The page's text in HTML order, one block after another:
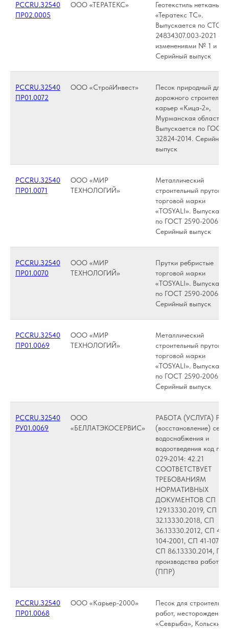
РССRU.З2540
ПР02.0005
ООО «ТЕРАТЕКС»
Геотекстиль нетканый
«Тератекс ТС».
Выпускается по СТО
24834307.003-2021 с
изменениями № 1 и №
Серийный выпуск
РССRU.З2540
ПР01.0072
ООО «СтройИнвест»
Песок природный для
дорожного
карьер «Кица-2»,
Мурманская область.
Выпускается по ГОСТ
32824-2014. Серийный
выпуск
РССRU.З2540
ПР01.0071
ООО «МИР
ТЕХНОЛОГИЙ»
Металлический
строительный пруток
торговой марки
«TOSYALI».
по ГОСТ 2590-2006.
Серийный выпуск
РССRU.З2540
ПР01.0070
ООО «МИР
ТЕХНОЛОГИЙ»
Прутки ребристые
торговой марки
«TOSYALI».
по ГОСТ 2590-2006.
Серийный выпуск
РССRU.З2540
ПР01.0069
ООО «МИР
ТЕХНОЛОГИЙ»
Металлический
строительный пруток,
торговой марки
«TOSYALI».
по ГОСТ 2590-2006.
Серийный выпуск
РССRU.З2540
РУ01.0069
ООО
«БЕЛЛАТЭКОСЕРВИС»
РАБОТА (УСЛУГА)
(восстановление)
водоснабжения и
водоотведения код по
029-2014: 42.21
СООТВЕТСТВУЕТ
ТРЕБОВАНИЯМ
НОРМАТИВНЫХ
ДОКУМЕНТОВ СП
129.13330.2019, СП
32.13330.2018, СП
36.13330.2012, СП 40-
104-2001, СП 41-107-
СП 86.13330.2014,
производства работ
(ППР)
РССRU.З2540
ПР01.0068
ООО «Карьер-2000»
Песок для
работ, месторождение
«Севрыба», Кольский